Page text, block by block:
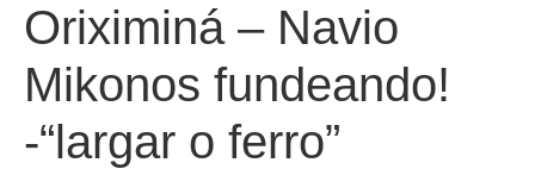
Oriximiná – Navio
Mikonos fundeando!
-“largar o ferro”